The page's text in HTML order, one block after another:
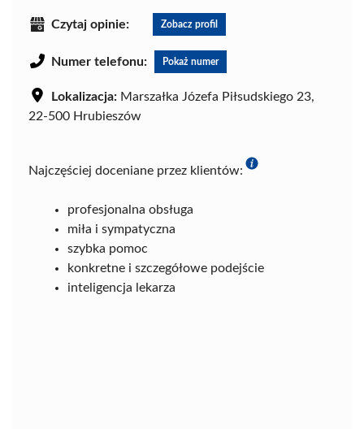
Czytaj opinie: Zobacz profil
Numer telefonu: Pokaż numer
Lokalizacja: Marszałka Józefa Piłsudskiego 23,
22-500 Hrubieszów
Najczęściej doceniane przez klientów:
profesjonalna obsługa
miła i sympatyczna
szybka pomoc
konkretne i szczegółowe podejście
inteligencja lekarza